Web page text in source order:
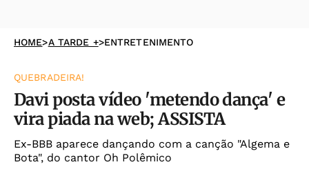
HOME>A TARDE +>ENTRETENIMENTO
QUEBRADEIRA!
Davi posta vídeo 'metendo dança' e
vira piada na web; ASSISTA
Ex-BBB aparece dançando com a canção "Algema e
Bota", do cantor Oh Polêmico